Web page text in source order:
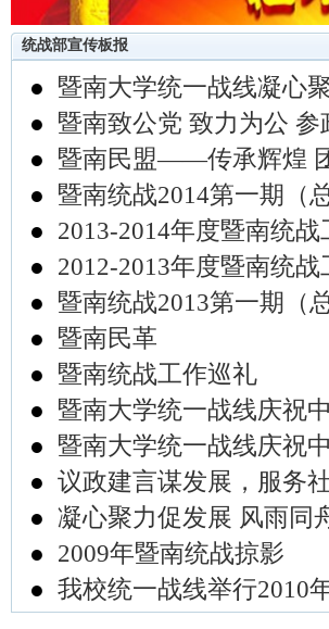
统战部宣传板报
● 暨南大学统一战线凝心
● 暨南致公党 致力为公
● 暨南民盟——传承辉煌
● 暨南统战2014第一期（
● 2013-2014年度暨南统
● 2012-2013年度暨南统
● 暨南统战2013第一期（
● 暨南民革
● 暨南统战工作巡礼
● 暨南大学统一战线庆祝
● 暨南大学统一战线庆祝
● 议政建言谋发展，服务
● 凝心聚力促发展 风雨同
● 2009年暨南统战掠影
● 我校统一战线举行2010